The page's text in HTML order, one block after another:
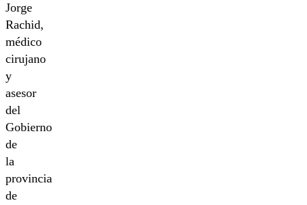
Jorge
Rachid,
médico
cirujano
y
asesor
del
Gobierno
de
la
provincia
de